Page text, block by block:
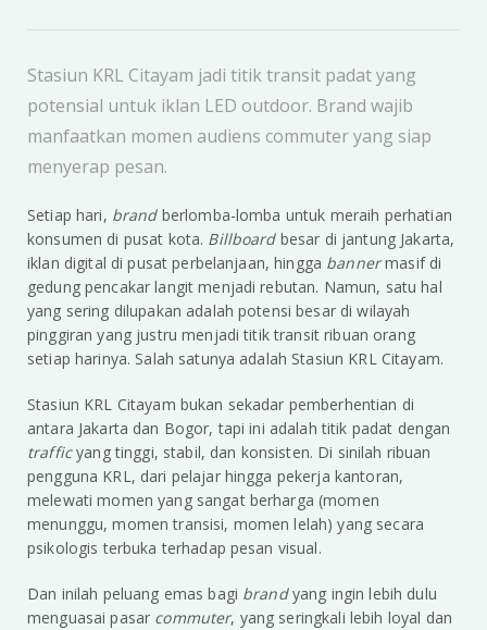
Stasiun KRL Citayam jadi titik transit padat yang
potensial untuk iklan LED outdoor. Brand wajib
manfaatkan momen audiens commuter yang siap
menyerap pesan.
Setiap hari, brand berlomba-lomba untuk meraih perhatian
konsumen di pusat kota. Billboard besar di jantung Jakarta,
iklan digital di pusat perbelanjaan, hingga bannermasif di
gedung pencakar langit menjadi rebutan. Namun, satu hal
yang sering dilupakan adalah potensi besar di wilayah
pinggiran yang justru menjadi titik transit ribuan orang
setiap harinya. Salah satunya adalah Stasiun KRL Citayam.
Stasiun KRL Citayam bukan sekadar pemberhentian di
antara Jakarta dan Bogor, tapi ini adalah titik padat dengan
trafficyang tinggi, stabil, dan konsisten. Di sinilah ribuan
pengguna KRL, dari pelajar hingga pekerja kantoran,
melewati momen yang sangat berharga (momen
menunggu, momen transisi, momen lelah) yang secara
psikologis terbuka terhadap pesan visual.
Dan inilah peluang emas bagi brandyang ingin lebih dulu
menguasai pasar commuter, yang seringkali lebih loyal dan